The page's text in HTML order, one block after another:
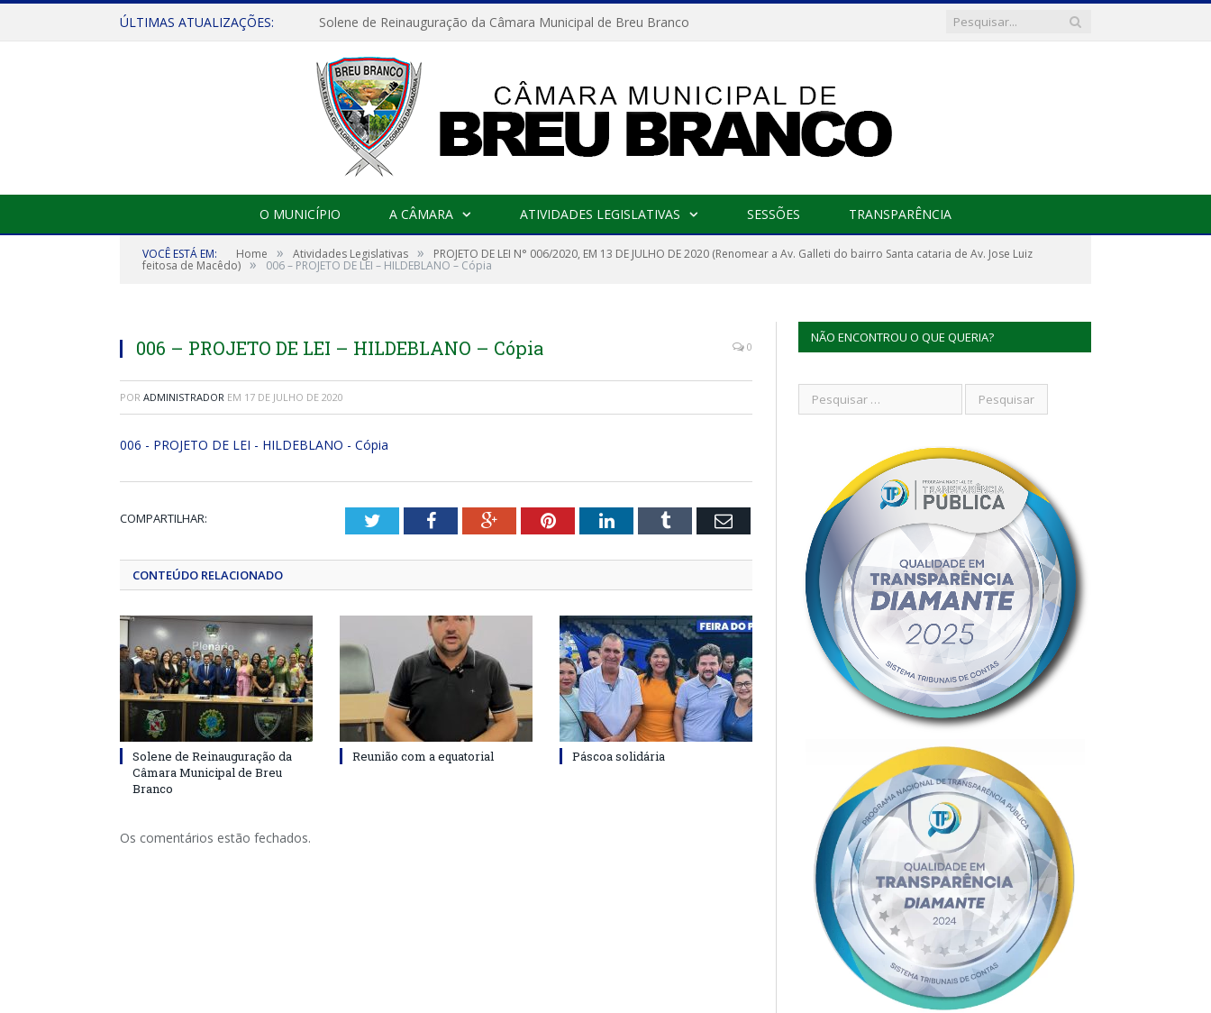
ÚLTIMAS ATUALIZAÇÕES: Solene de Reinauguração da Câmara Municipal de Breu Branco
O MUNICÍPIO A CÂMARA ATIVIDADES LEGISLATIVAS SESSÕES TRANSPARÊNCIA
VOCÊ ESTÁ EM: Home » Atividades Legislativas » PROJETO DE LEI N° 006/2020, EM 13 DE JULHO DE 2020 (Renomear a Av. Galleti do bairro Santa cataria de Av. Jose Luiz
feitosa de Macêdo) » 006 – PROJETO DE LEI – HILDEBLANO – Cópia
006 – PROJETO DE LEI – HILDEBLANO – Cópia 0
POR ADMINISTRADOR EM 17 DE JULHO DE 2020
006 - PROJETO DE LEI - HILDEBLANO - Cópia
COMPARTILHAR: TwitterFacebookGoogle+PinterestLinkedInTumblr Email
CONTEÚDO RELACIONADO
Solene de Reinauguração da
Câmara Municipal de Breu
Branco
Reunião com a equatorial Páscoa solidária
Os comentários estão fechados.
NÃO ENCONTROU O QUE QUERIA?